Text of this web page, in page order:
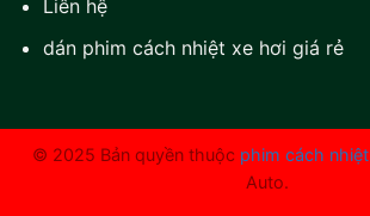
Liên hệ
dán phim cách nhiệt xe hơi giá rẻ
© 2025 Bản quyền thuộc phim cách
Auto.